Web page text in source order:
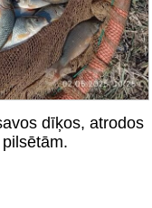
dīķos, atrodos